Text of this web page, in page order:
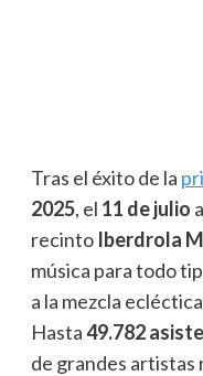
Tras el éxito de la
2025, el 11 de julio
recinto Iberdrola
música para todo
a la mezcla
Hasta49.782
de grandes artistas